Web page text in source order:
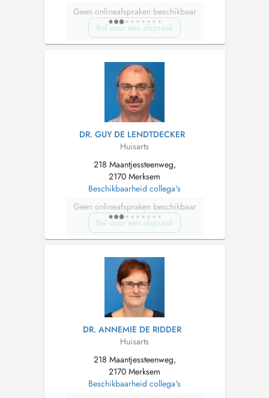
Geen onlineafspraken beschikbaar
Bel voor een afspraak
DR. GUY DE LENDTDECKER
Huisarts
218 Maantjessteenweg,
2170 Merksem
Beschikbaarheid collega's
Geen onlineafspraken beschikbaar
Bel voor een afspraak
DR. ANNEMIE DE RIDDER
Huisarts
218 Maantjessteenweg,
2170 Merksem
Beschikbaarheid collega's